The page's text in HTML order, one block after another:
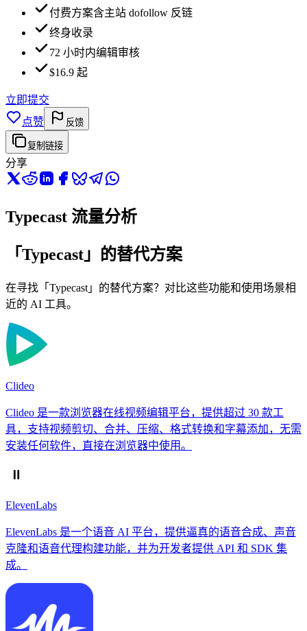
付费方案含主站 dofollow 反链
终身收录
72 小时内编辑审核
$16.9 起
立即提交
点赞
反馈
复制链接
分享
Typecast 流量分析
「Typecast」的替代方案
在寻找「Typecast」的替代方案？对比这些功能和使用场景相
近的 AI 工具。
Clideo
Clideo 是一款浏览器在线视频编辑平台，提供超过 30 款工
具，支持视频剪切、合并、压缩、格式转换和字幕添加，无需
安装任何软件，直接在浏览器中使用。
ElevenLabs
ElevenLabs 是一个语音 AI 平台，提供逼真的语音合成、声音
克隆和语音代理构建功能，并为开发者提供 API 和 SDK 集
成。